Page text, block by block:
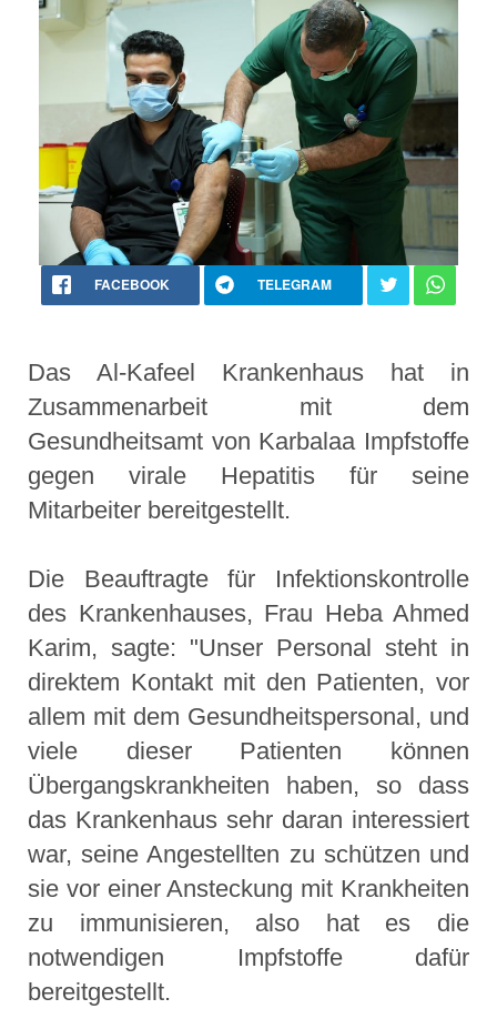
FACEBOOK TELEGRAM
Das Al-Kafeel Krankenhaus hat in
Zusammenarbeit mit dem
Gesundheitsamt von Karbalaa Impfstoffe
gegen virale Hepatitis für seine
Mitarbeiter bereitgestellt.
Die Beauftragte für Infektionskontrolle
des Krankenhauses, Frau Heba Ahmed
Karim, sagte: "Unser Personal steht in
direktem Kontakt mit den Patienten, vor
allem mit dem Gesundheitspersonal, und
viele dieser Patienten können
Übergangskrankheiten haben, so dass
das Krankenhaus sehr daran interessiert
war, seine Angestellten zu schützen und
sie vor einer Ansteckung mit Krankheiten
zu immunisieren, also hat es die
notwendigen Impfstoffe dafür
bereitgestellt.